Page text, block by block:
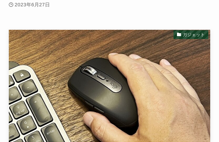
2023年6月27日
ガジェット